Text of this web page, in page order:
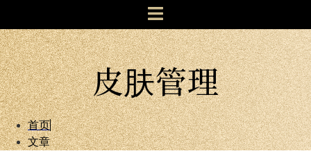
皮肤管理
首页
文章